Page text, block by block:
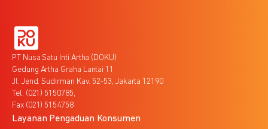
PT Nusa Satu Inti Artha (DOKU)
Gedung Artha Graha Lantai 11
Jl. Jend. Sudirman Kav. 52-53, Jakarta 12190
Tel. (021) 5150785,
Fax (021) 5154758
Layanan Pengaduan Konsumen